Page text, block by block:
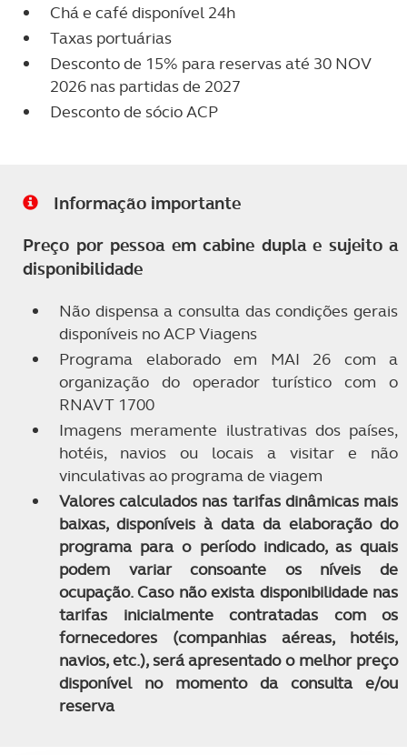
Chá e café disponível 24h
Taxas portuárias
Desconto de 15% para reservas até 30 NOV
2026 nas partidas de 2027
Desconto de sócio ACP
Informação importante
Preço por pessoa em cabine dupla e sujeito a
disponibilidade
Não dispensa a consulta das condições gerais
disponíveis no ACP Viagens
Programa elaborado em MAI 26 com a
organização do operador turístico com o
RNAVT 1700
Imagens meramente ilustrativas dos países,
hotéis, navios ou locais a visitar e não
vinculativas ao programa de viagem
Valores calculados nas tarifas dinâmicas mais
baixas, disponíveis à data da elaboração do
programa para o período indicado, as quais
podem variar consoante os níveis de
ocupação. Caso não exista disponibilidade nas
tarifas inicialmente contratadas com os
fornecedores (companhias aéreas, hotéis,
navios, etc.), será apresentado o melhor preço
disponível no momento da consulta e/ou
reserva